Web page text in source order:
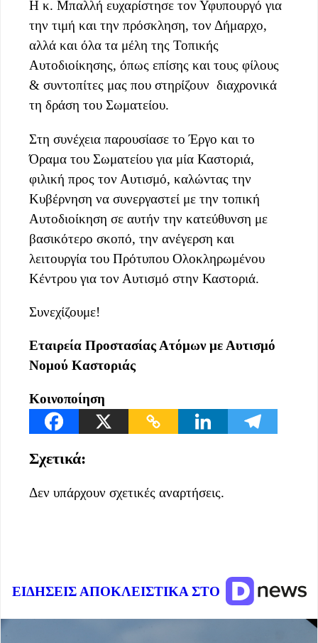
Η κ. Μπαλλή ευχαρίστησε τον Υφυπουργό για
την τιμή και την πρόσκληση, τον Δήμαρχο,
αλλά και όλα τα μέλη της Τοπικής
Αυτοδιοίκησης, όπως επίσης και τους φίλους
& συντοπίτες μας που στηρίζουν διαχρονικά
τη δράση του Σωματείου.
Στη συνέχεια παρουσίασε το Έργο και το
Όραμα του Σωματείου για μία Καστοριά,
φιλική προς τον Αυτισμό, καλώντας την
Κυβέρνηση να συνεργαστεί με την τοπική
Αυτοδιοίκηση σε αυτήν την κατεύθυνση με
βασικότερο σκοπό, την ανέγερση και
λειτουργία του Πρότυπου Ολοκληρωμένου
Κέντρου για τον Αυτισμό στην Καστοριά.
Συνεχίζουμε!
Εταιρεία Προστασίας Ατόμων με Αυτισμό
Νομού Καστοριάς
Κοινοποίηση
Σχετικά:
Δεν υπάρχουν σχετικές αναρτήσεις.
ΕΙΔΗΣΕΙΣ ΑΠΟΚΛΕΙΣΤΙΚΑ ΣΤΟ